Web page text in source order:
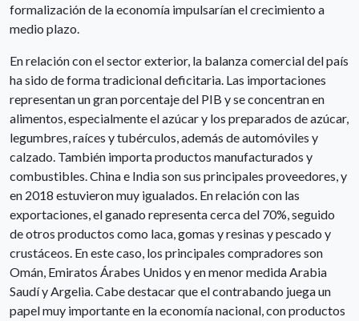
formalización de la economía impulsarían el crecimiento a
medio plazo.
En relación con el sector exterior, la balanza comercial del país
ha sido de forma tradicional deficitaria. Las importaciones
representan un gran porcentaje del PIB y se concentran en
alimentos, especialmente el azúcar y los preparados de azúcar,
legumbres, raíces y tubérculos, además de automóviles y
calzado. También importa productos manufacturados y
combustibles. China e India son sus principales proveedores, y
en 2018 estuvieron muy igualados. En relación con las
exportaciones, el ganado representa cerca del 70%, seguido
de otros productos como laca, gomas y resinas y pescado y
crustáceos. En este caso, los principales compradores son
Omán, Emiratos Árabes Unidos y en menor medida Arabia
Saudí y Argelia. Cabe destacar que el contrabando juega un
papel muy importante en la economía nacional, con productos